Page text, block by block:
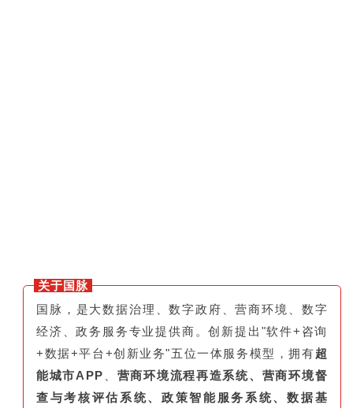
关于国脉
国脉，是大数据治理、数字政府、营商环境、数字
经济、政务服务专业提供商。创新提出"软件+咨询
+数据+平台+创新业务"五位一体服务模型，拥有超
能城市APP
营商环境流程再造系统、营商环境督
查与考核评估系统、政策智能服务系统、数据基